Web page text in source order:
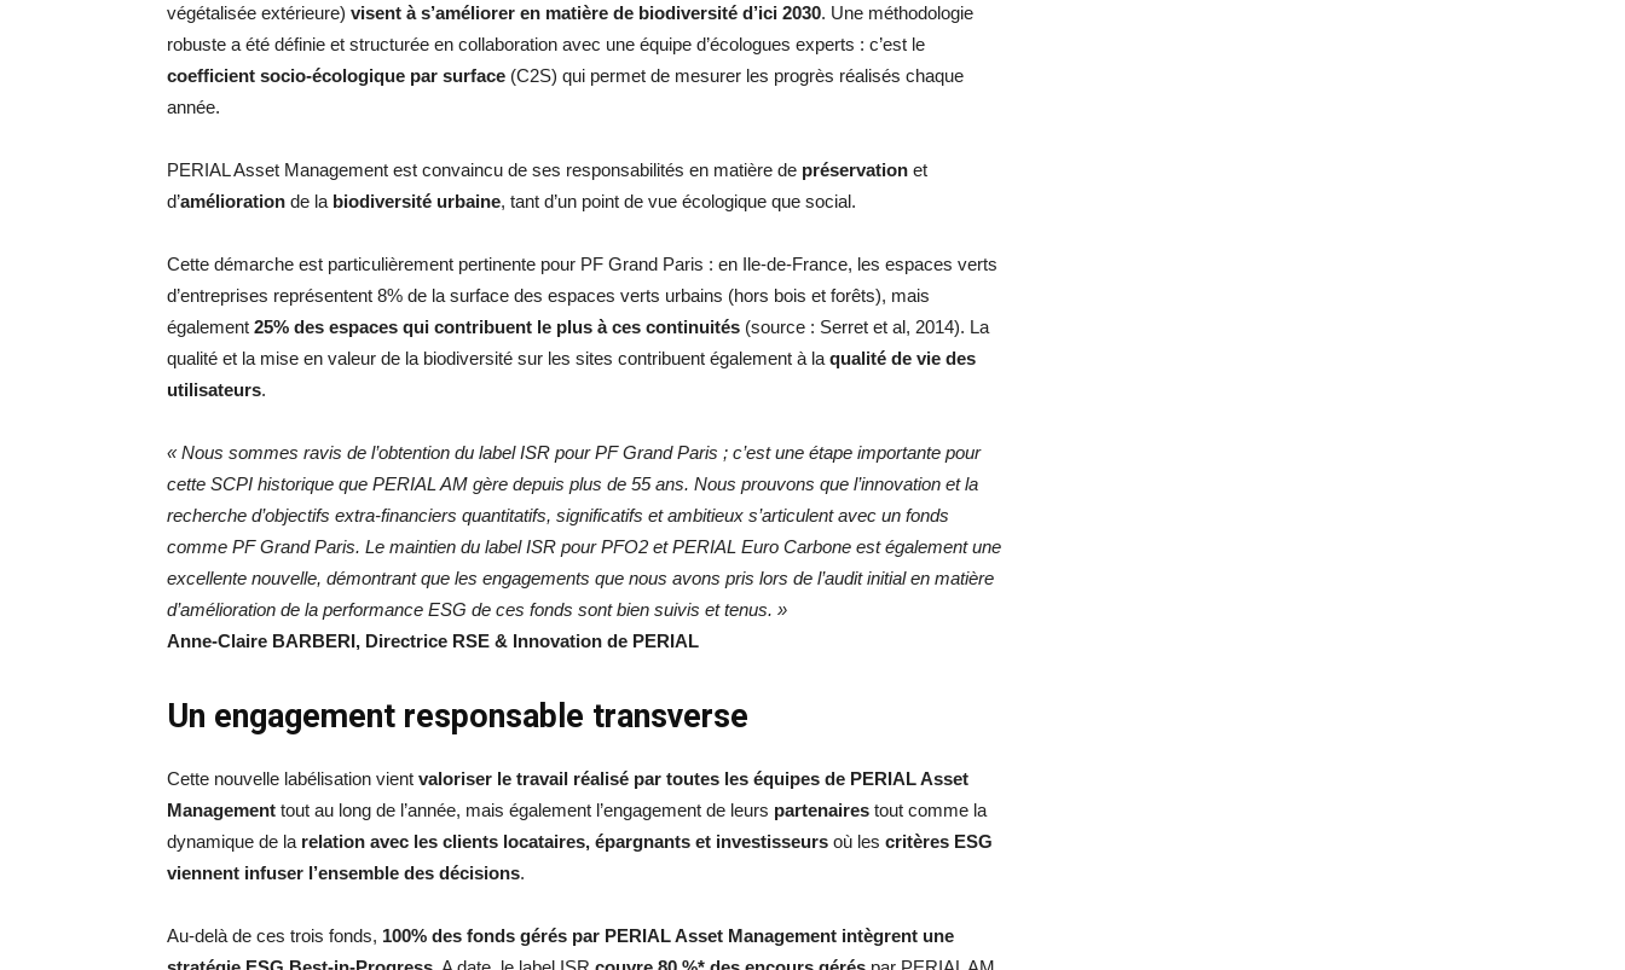
végétalisée extérieure) visent à s’améliorer en matière de biodiversité d’ici 2030. Une méthodologie
robuste a été définie et structurée en collaboration avec une équipe d’écologues experts : c’est le
coefficient socio-écologique par surface (C2S) qui permet de mesurer les progrès réalisés chaque
année.
PERIAL Asset Management est convaincu de ses responsabilités en matière de préservation et
d’amélioration de la biodiversité urbaine, tant d’un point de vue écologique que social.
Cette démarche est particulièrement pertinente pour PF Grand Paris : en Ile-de-France, les espaces verts
d’entreprises représentent 8% de la surface des espaces verts urbains (hors bois et forêts), mais
également 25% des espaces qui contribuent le plus à ces continuités (source : Serret et al, 2014). La
qualité et la mise en valeur de la biodiversité sur les sites contribuent également à la qualité de vie des
utilisateurs.
« Nous sommes ravis de l’obtention du label ISR pour PF Grand Paris ; c’est une étape importante pour
cette SCPI historique que PERIAL AM gère depuis plus de 55 ans. Nous prouvons que l’innovation et la
recherche d’objectifs extra-financiers quantitatifs, significatifs et ambitieux s’articulent avec un fonds
comme PF Grand Paris. Le maintien du label ISR pour PFO2 et PERIAL Euro Carbone est également une
excellente nouvelle, démontrant que les engagements que nous avons pris lors de l’audit initial en matière
d’amélioration de la performance ESG de ces fonds sont bien suivis et tenus. »
Anne-Claire BARBERI, Directrice RSE & Innovation de PERIAL
Un engagement responsable transverse
Cette nouvelle labélisation vient valoriser le travail réalisé par toutes les équipes de PERIAL Asset
Management tout au long de l’année, mais également l’engagement de leurs partenaires tout comme la
dynamique de la relation avec les clients locataires, épargnants et investisseurs où les critères ESG
viennent infuser l’ensemble des décisions.
Au-delà de ces trois fonds, 100% des fonds gérés par PERIAL Asset Management intègrent une